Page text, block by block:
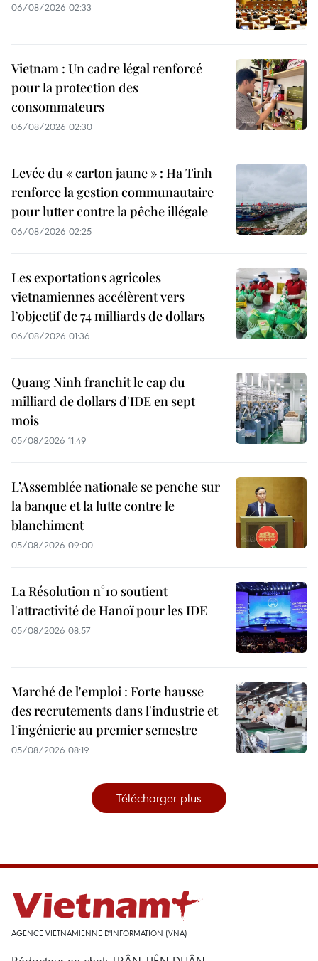
06/08/2026 02:33
Vietnam : Un cadre légal renforcé
pour la protection des
consommateurs
06/08/2026 02:30
Levée du « carton jaune » : Ha Tinh
renforce la gestion communautaire
pour lutter contre la pêche illégale
06/08/2026 02:25
Les exportations agricoles
vietnamiennes accélèrent vers
l’objectif de 74 milliards de dollars
06/08/2026 01:36
Quang Ninh franchit le cap du
milliard de dollars d'IDE en sept
mois
05/08/2026 11:49
L’Assemblée nationale se penche sur
la banque et la lutte contre le
blanchiment
05/08/2026 09:00
La Résolution n°10 soutient
l'attractivité de Hanoï pour les IDE
05/08/2026 08:57
Marché de l'emploi : Forte hausse
des recrutements dans l'industrie et
l'ingénierie au premier semestre
05/08/2026 08:19
Télécharger plus
AGENCE VIETNAMIENNE D'INFORMATION (VNA)